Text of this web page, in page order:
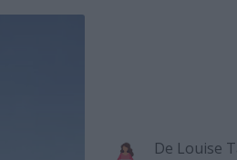
De Louise